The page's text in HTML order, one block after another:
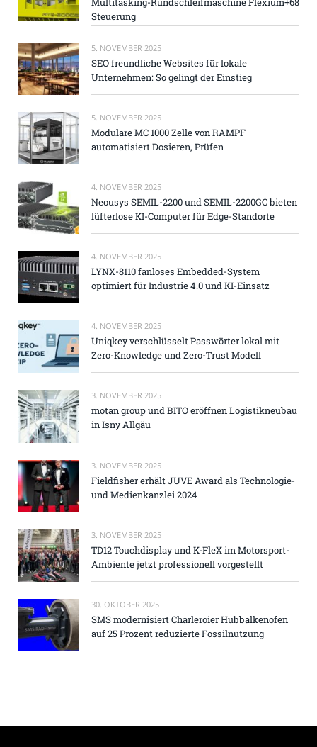
Steuerung
5. NOVEMBER 2025
SEO freundliche Websites für lokale
Unternehmen: So gelingt der Einstieg
5. NOVEMBER 2025
Modulare MC 1000 Zelle von RAMPF
automatisiert Dosieren, Prüfen
4. NOVEMBER 2025
Neousys SEMIL-2200 und SEMIL-2200GC bieten
lüfterlose KI-Computer für Edge-Standorte
4. NOVEMBER 2025
LYNX-8110 fanloses Embedded-System
optimiert für Industrie 4.0 und KI-Einsatz
4. NOVEMBER 2025
Uniqkey verschlüsselt Passwörter lokal mit
Zero-Knowledge und Zero-Trust Modell
3. NOVEMBER 2025
motan group und BITO eröffnen Logistikneubau
in Isny Allgäu
3. NOVEMBER 2025
Fieldfisher erhält JUVE Award als Technologie-
und Medienkanzlei 2024
3. NOVEMBER 2025
TD12 Touchdisplay und K-FleX im Motorsport-
Ambiente jetzt professionell vorgestellt
30. OKTOBER 2025
SMS modernisiert Charleroier Hubbalkenofen
auf 25 Prozent reduzierte Fossilnutzung